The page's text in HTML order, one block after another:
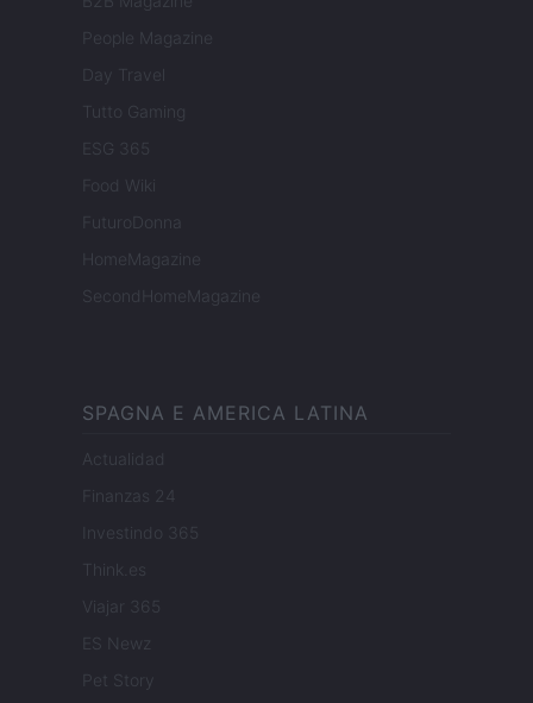
People Magazine
Day Travel
Tutto Gaming
ESG 365
Food Wiki
FuturoDonna
HomeMagazine
SecondHomeMagazine
SPAGNA E AMERICA LATINA
Actualidad
Finanzas 24
Investindo 365
Think.es
Viajar 365
ES Newz
Pet Story